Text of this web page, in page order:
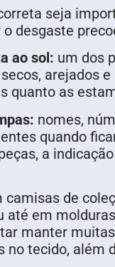
seja
desgaste
ao sol: um dos
arejados
quanto as
nomes,
quando
a
camisas de
até em
manter
no tecido, além